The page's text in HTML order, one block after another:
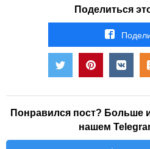
Поделиться
Понравился пост? Больше
нашем